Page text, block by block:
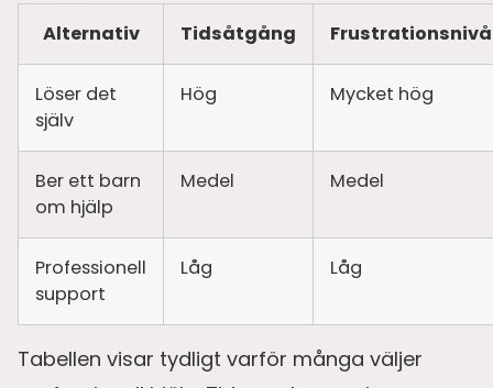
Alternativ Tidsåtgång Frustrationsnivå
Löser det
själv
Hög Mycket hög
Ber ett barn
om hjälp
Medel Medel
Professionell
support
Låg Låg
Tabellen visar tydligt varför många väljer